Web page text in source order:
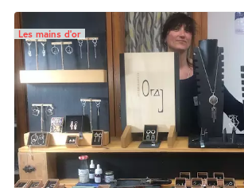
Les mains d’or